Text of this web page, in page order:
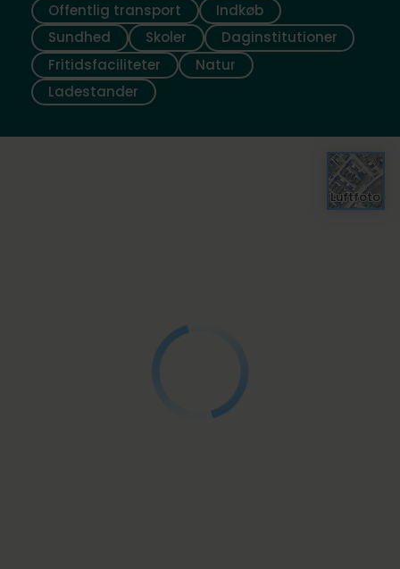
Offentlig transport
Indkøb
Sundhed
Skoler
Daginstitutioner
Fritidsfaciliteter
Natur
Ladestander
Luftfoto